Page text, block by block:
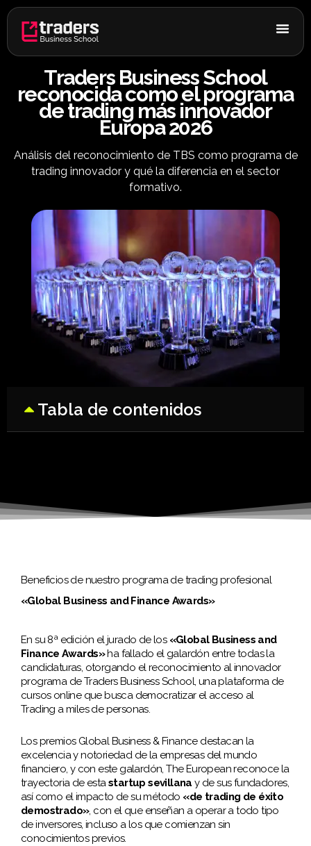
contenido
Traders Business School
reconocida como el programa
de trading más innovador
Europa 2026
Análisis del reconocimiento de TBS como programa de
trading innovador y qué la diferencia en el sector
formativo.
Tabla de contenidos
Beneficios de nuestro programa de trading profesional
«Global Business and Finance Awards»
En su 8ª edición el jurado de los «Global Business and
Finance Awards»ha fallado el galardón entre todas la
candidaturas, otorgando el reconocimiento al innovador
programa de Traders Business School, una plataforma de
cursos online que busca democratizar el acceso al
Trading a miles de personas.
Los premios Global Business & Finance destacan la
excelencia y notoriedad de la empresas del mundo
financiero, y con este galardón, The European reconoce la
trayectoria de estastartup sevillana y de sus fundadores,
así como el impacto de su método «de trading de éxito
demostrado», con el que enseñan a operar a todo tipo
de inversores, incluso a los que comienzan sin
conocimientos previos.